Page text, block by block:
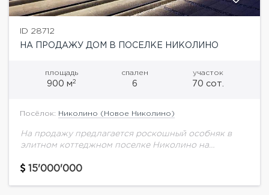
ID 28712
НА ПРОДАЖУ ДОМ В ПОСЕЛКЕ НИКОЛИНО
площадь
900 м2
спален
6
участок
70 сот.
Посёлок: Николино (Новое Николино)
На продажу предлагается роскошный особняк в
элитном коттеджном поселке Николино на
шикарном участке с красивым видом на лес. На
15'000'000